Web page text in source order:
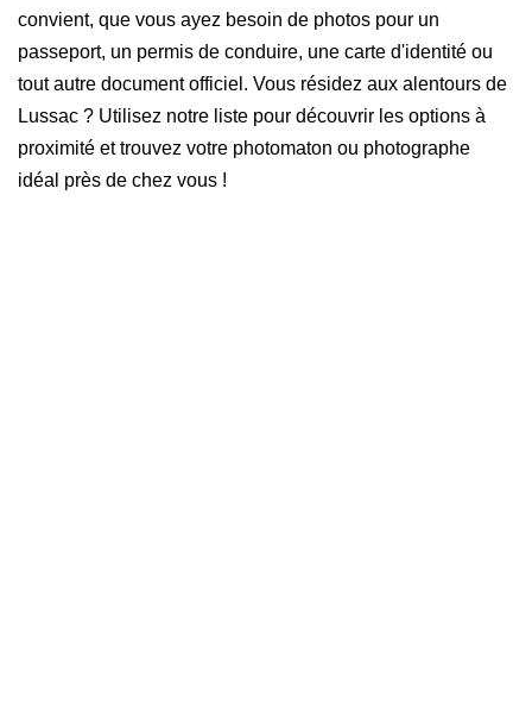
convient, que vous ayez besoin de photos pour un
passeport, un permis de conduire, une carte d'identité ou
tout autre document officiel. Vous résidez aux alentours de
Lussac ? Utilisez notre liste pour découvrir les options à
proximité et trouvez votre photomaton ou photographe
idéal près de chez vous !